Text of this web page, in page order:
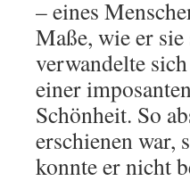
– eines
Maße, wie er
verwandelte
einer
Schönheit. So
erschienen war,
konnte er nicht